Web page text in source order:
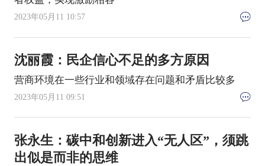
2023年05月11 10:57
沈丽霞：民企信心不足的多方原因
营商环境在一些行业和领域存在问题和矛盾比较多
2023年05月11 09:51
张永生：碳中和创新进入“无人区”，须跳
出似是而非的思维